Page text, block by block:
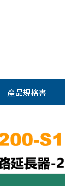
產品規格書